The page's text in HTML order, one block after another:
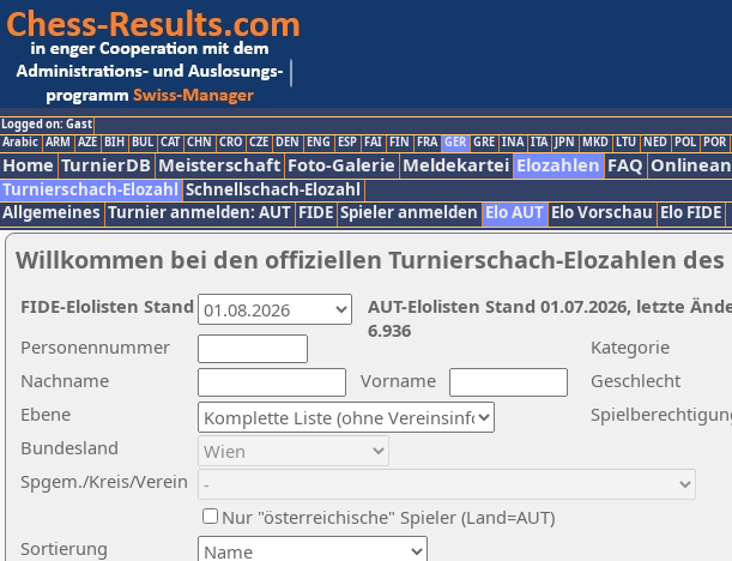
Logged on: Gast
Arabic ARM AZE BIH BUL CAT CHN CRO CZE DEN ENG ESP FAI FIN FRA GER GRE INA ITA JPN MKD LTU NED POL POR
Home TurnierDB Meisterschaft Foto-Galerie Meldekartei Elozahlen FAQ
Turnierschach-Elozahl Schnellschach-Elozahl
Allgemeines Turnier anmelden: AUT FIDE Spieler anmelden Elo AUT Elo Vorschau Elo FIDE
Willkommen bei den offiziellen Turnierschach-Elozahlen des
Nachname
Vorname
Ebene
Kategorie
Sortierung
Personennummer
Bundesland
Spgem./Kreis/Verein
Geschlecht
Nur "österreichische" Spieler (Land=AUT)
AUT-Elolisten Stand 01.07.2026, letzte
6.936
FIDE-Elolisten Stand